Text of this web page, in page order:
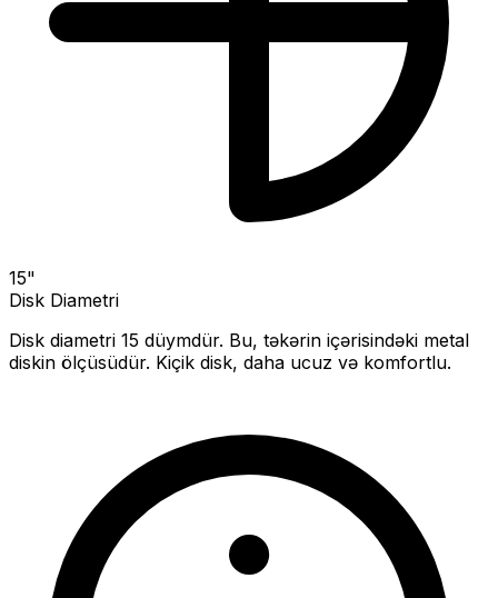
15"
Disk Diametri
Disk diametri 15 düymdür. Bu, təkərin içərisindəki metal
diskin ölçüsüdür. Kiçik disk, daha ucuz və komfortlu.